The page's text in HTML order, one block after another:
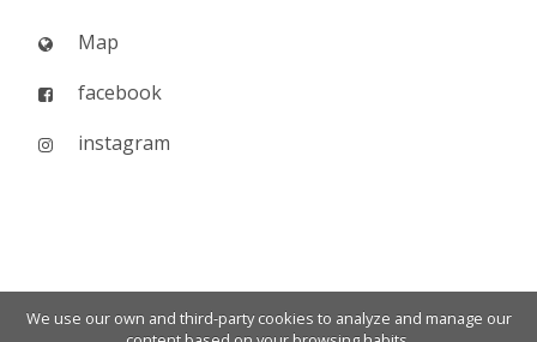
Map
facebook
instagram
We use our own and third-party cookies to analyze and manage our